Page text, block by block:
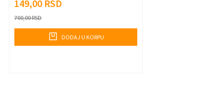
149,00 RSD
700,00RSD
DODAJ U KORPU